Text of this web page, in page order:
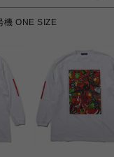
機 ONE SIZE